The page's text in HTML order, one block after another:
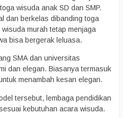
wisuda anak SD dan SMP.
dan berkelas dibanding toga
murah tetap menjaga
bisa bergerak leluasa.
SMA dan universitas
dan elegan. Biasanya termasuk
menambah kesan elegan.
tersebut, lembaga pendidikan
kebutuhan acara wisuda.